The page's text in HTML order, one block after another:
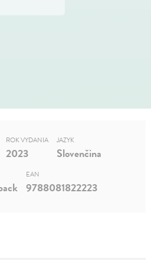
ROK VYDANIA
2023
JAZYK
Slovenčina
EAN
9788081822223